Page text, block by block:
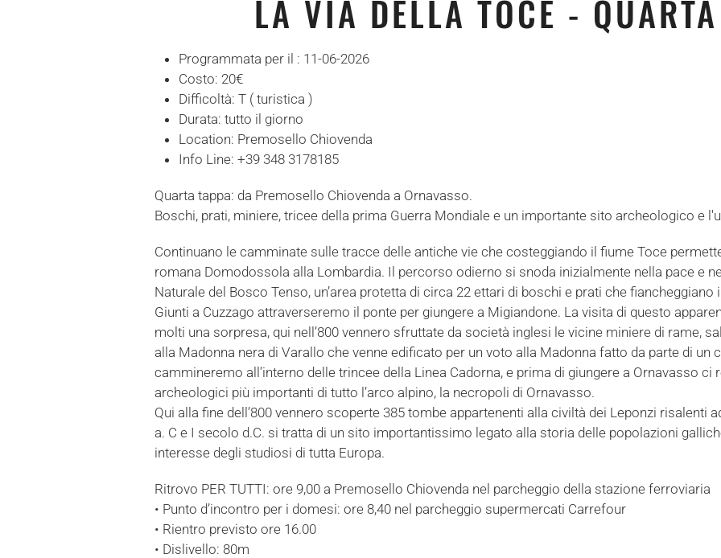
LA VIA DELLA TOCE -
Programmata per il : 11-06-2026
Costo: 20€
Difficoltà: T ( turistica )
Durata: tutto il giorno
Location: Premosello Chiovenda
Info Line: +39 348 3178185
Quarta tappa: da Premosello Chiovenda a Ornavasso.
Boschi, prati, miniere, tricee della prima Guerra Mondiale e un importante sito archeologico e
Continuano le camminate sulle tracce delle antiche vie che costeggiando il fiume Toce
romana Domodossola alla Lombardia. Il percorso odierno si snoda inizialmente nella pace e
Naturale del Bosco Tenso, un’area protetta di circa 22 ettari di boschi e prati che fiancheggiano
Giunti a Cuzzago attraverseremo il ponte per giungere a Migiandone. La visita di questo
molti una sorpresa, qui nell’800 vennero sfruttate da società inglesi le vicine miniere di rame,
alla Madonna nera di Varallo che venne edificato per un voto alla Madonna fatto da parte di un
cammineremo all’interno delle trincee della Linea Cadorna, e prima di giungere a Ornavasso ci
archeologici più importanti di tutto l’arco alpino, la necropoli di Ornavasso.
Qui alla fine dell’800 vennero scoperte 385 tombe appartenenti alla civiltà dei Leponzi risalenti
a. C e I secolo d.C. si tratta di un sito importantissimo legato alla storia delle popolazioni
interesse degli studiosi di tutta Europa.
Ritrovo PER TUTTI: ore 9,00 a Premosello Chiovenda nel parcheggio della stazione ferroviaria
• Punto d’incontro per i domesi: ore 8,40 nel parcheggio supermercati Carrefour
• Rientro previsto ore 16.00
• Dislivello: 80m